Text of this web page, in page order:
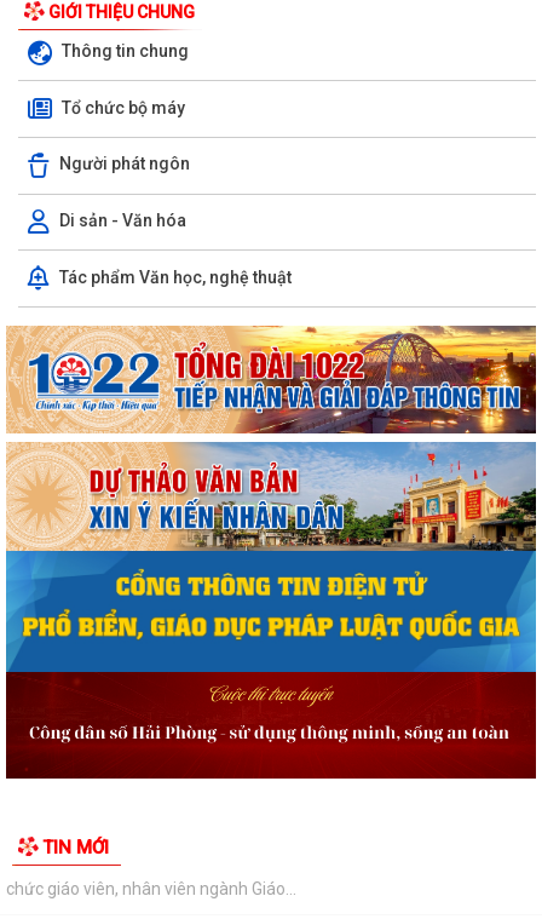
GIỚI THIỆU CHUNG
Thông tin chung
Tổ chức bộ máy
Người phát ngôn
Di sản - Văn hóa
Tác phẩm Văn học, nghệ thuật
TIN MỚI
Quyết định công bố danh mục thủ tục hành chính được sửa đổi, bổ
sung, thay thế, bị bãi bỏ thuộc...
Quyết định công bố danh mục thủ tục hành chính được sửa đổi, bổ
Quyết định công bố Người phát ngôn và cung cấp thông tin cho báo chí
Kế hoạch triển khai thực hiện Chương trình Sức khỏe học đườnggia i
đoạn 2026-2035 trên địa bàn xã...
Quyết định tặng Giấy khen cho 07 cá nhân đã có thành tích xuất sắc
trong quá trình xây dựng và phát...
Thông báo tuyển chọn thực tập sinh nữ đi thực tập kỹ thuật tại Nhật
Bản đợt II năm 2026
Thông báo tuyển ứng viên điều dưỡng, nhân viên chăm sóc đi làm việc
tại Nhật Bản theo chương trình...
Thông báo kết quả kỳ xét thăng hạng chức danh nghề nghiệp viên
chức giáo viên, nhân viên ngành Giáo...
Quyết định công bố thủ tục hành chính nội bộ mới ban hành thuộc
phạm vi chức năng quản lý của Sở...
2026 (lần 3)
Nghị quyết về chất vấn tại kỳ họp thứ 3 (kỳ họp thường lệ giữa năm